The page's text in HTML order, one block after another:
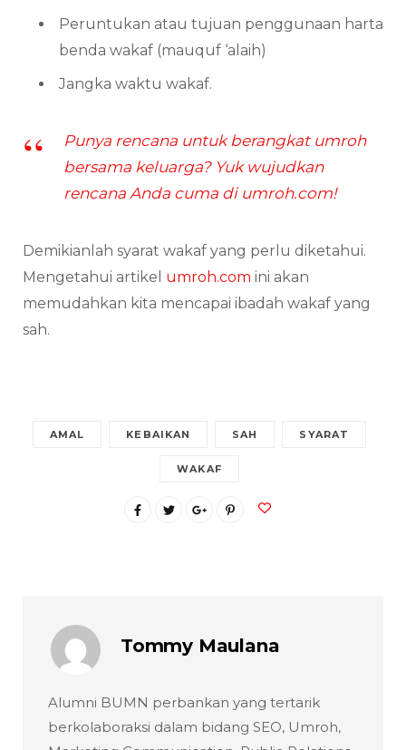
Peruntukan atau tujuan penggunaan harta
benda wakaf (mauquf ‘alaih)
Jangka waktu wakaf.
Punya rencana untuk berangkat umroh
bersama keluarga? Yuk wujudkan
rencana Anda cuma di umroh.com!
Demikianlah syarat wakaf yang perlu diketahui.
Mengetahui artikel umroh.com ini akan
memudahkan kita mencapai ibadah wakaf yang
sah.
AMAL KEBAIKAN SAH SYARAT
WAKAF
Tommy Maulana
Alumni BUMN perbankan yang tertarik
berkolaboraksi dalam bidang SEO, Umroh,